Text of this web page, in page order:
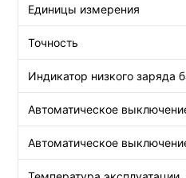
Единицы измерения
Точность
Индикатор низкого заряда
Автоматическое
Автоматическое